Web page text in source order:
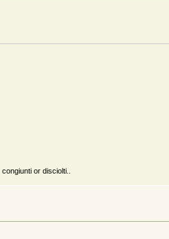
or disciolti..